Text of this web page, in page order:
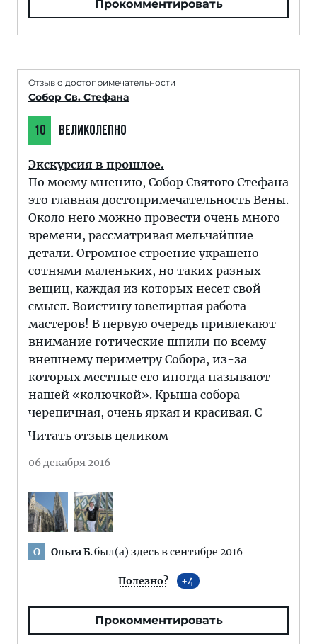
Прокомментировать
Отзыв о достопримечательности
Собор Св. Стефана
10 ВЕЛИКОЛЕПНО
Экскурсия в прошлое.
По моему мнению, Собор Святого Стефана
это главная достопримечательность Вены.
Около него можно провести очень много
времени, рассматривая мельчайшие
детали. Огромное строение украшено
сотнями маленьких, но таких разных
вещиц, каждая из которых несет свой
смысл. Воистину ювелирная работа
мастеров! В первую очередь привлекают
внимание готические шпили по всему
внешнему периметру Собора, из-за
которых местные его иногда называют
нашей «колючкой». Крыша собора
черепичная, очень яркая и красивая. С
Читать отзыв целиком
06 декабря 2016
О Ольга Б.был(а) здесь в сентябре 2016
Полезно? 4
Прокомментировать